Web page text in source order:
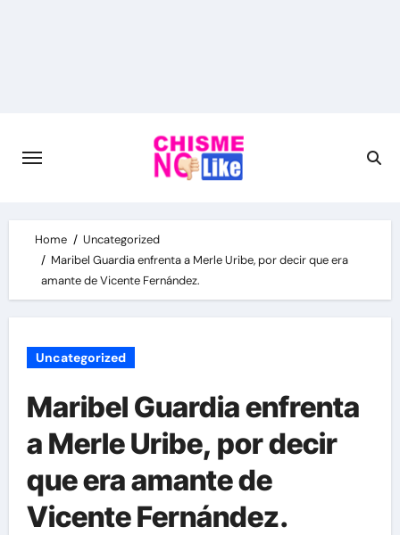
Home
Uncategorized
Maribel Guardia enfrenta a Merle Uribe, por decir que era
amante de Vicente Fernández.
Uncategorized
Maribel Guardia enfrenta
a Merle Uribe, por decir
que era amante de
Vicente Fernández.